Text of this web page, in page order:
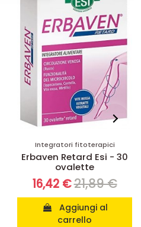
Integratori fitoterapici
Erbaven Retard Esi - 30
ovalette
16,42 €21,89 €
carrello